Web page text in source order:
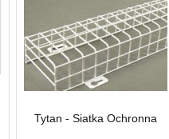
Tytan - Siatka Ochronna